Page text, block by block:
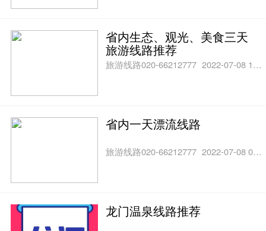
省内生态、观光、美食三天
旅游线路推荐
旅游线路020-66212777 2022-07-08 10:17
省内一天漂流线路
旅游线路020-66212777 2022-07-08 09:50
龙门温泉线路推荐